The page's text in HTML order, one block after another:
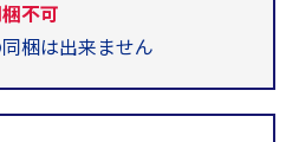
不可
梱は出来ません